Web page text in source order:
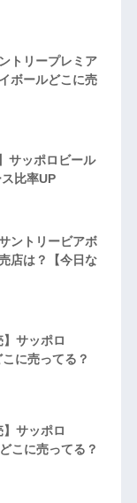
トリープレミア
ボールどこに売
サッポロビール
比率UP
ントリービアボ
店は？【今日な
】サッポロ
に売ってる？
】サッポロ
こに売ってる？